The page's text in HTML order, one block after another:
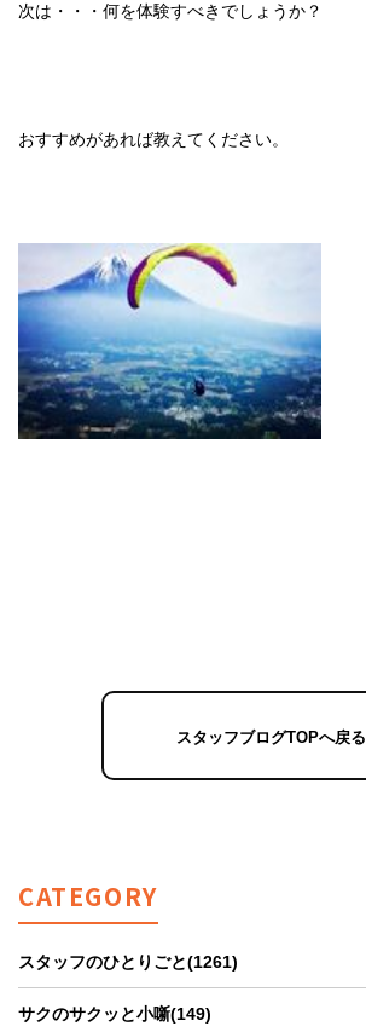
次は・・・何を体験すべきでしょうか？
おすすめがあれば教えてください。
スタッフブログTOPへ戻る
CATEGORY
スタッフのひとりごと(1261)
サクのサクッと小噺(149)